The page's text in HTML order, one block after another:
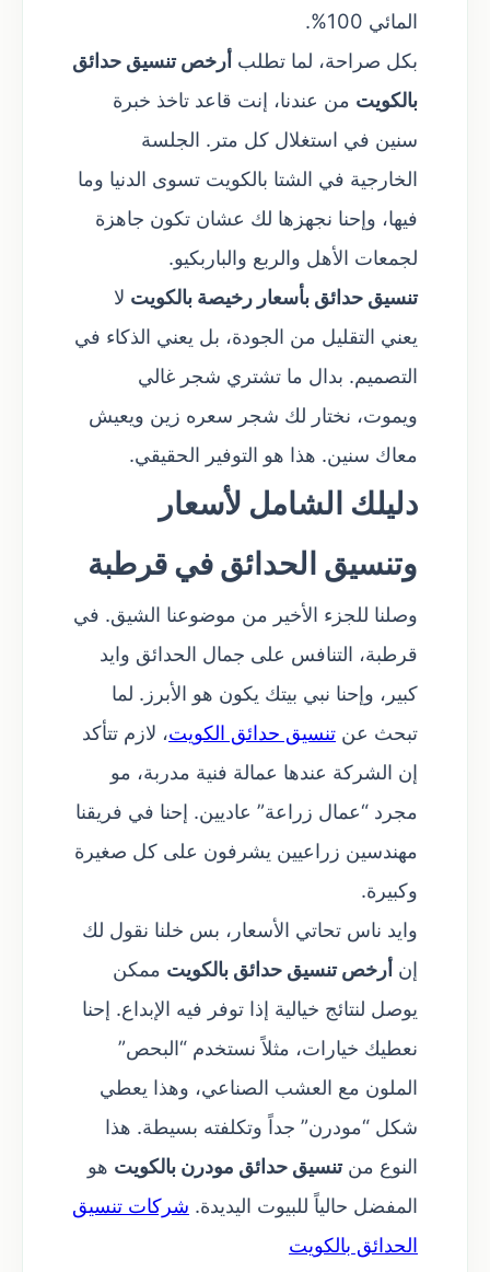
المائي 100%.
بكل صراحة، لما تطلب أرخص تنسيق حدائق
بالكويت من عندنا، إنت قاعد تاخذ خبرة
سنين في استغلال كل متر. الجلسة
الخارجية في الشتا بالكويت تسوى الدنيا وما
فيها، وإحنا نجهزها لك عشان تكون جاهزة
لجمعات الأهل والربع والباربكيو.
تنسيق حدائق بأسعار رخيصة بالكويت لا
يعني التقليل من الجودة، بل يعني الذكاء في
التصميم. بدال ما تشتري شجر غالي
ويموت، نختار لك شجر سعره زين ويعيش
معاك سنين. هذا هو التوفير الحقيقي.
دليلك الشامل لأسعار
وتنسيق الحدائق في قرطبة
وصلنا للجزء الأخير من موضوعنا الشيق. في
قرطبة، التنافس على جمال الحدائق وايد
كبير، وإحنا نبي بيتك يكون هو الأبرز. لما
تبحث عن تنسيق حدائق الكويت، لازم تتأكد
إن الشركة عندها عمالة فنية مدربة، مو
مجرد “عمال زراعة” عاديين. إحنا في فريقنا
مهندسين زراعيين يشرفون على كل صغيرة
وكبيرة.
وايد ناس تحاتي الأسعار، بس خلنا نقول لك
إن أرخص تنسيق حدائق بالكويت ممكن
يوصل لنتائج خيالية إذا توفر فيه الإبداع. إحنا
نعطيك خيارات، مثلاً نستخدم “البحص”
الملون مع العشب الصناعي، وهذا يعطي
شكل “مودرن” جداً وتكلفته بسيطة. هذا
النوع منتنسيق حدائق مودرن بالكويت هو
المفضل حالياً للبيوت اليديدة. شركات تنسيق
الحدائق بالكويت